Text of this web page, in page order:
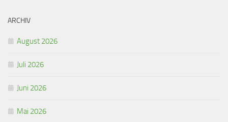
ARCHIV
August 2026
Juli 2026
Juni 2026
Mai 2026